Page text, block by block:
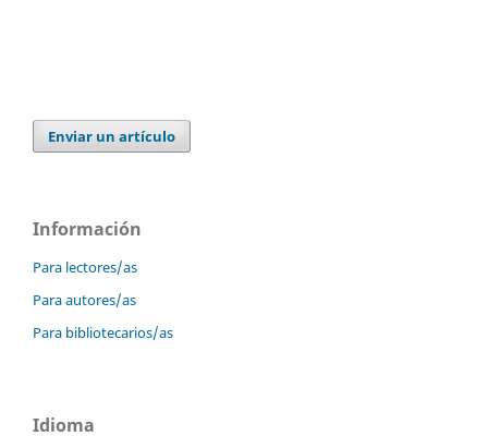
Enviar un artículo
Información
Para lectores/as
Para autores/as
Para bibliotecarios/as
Idioma